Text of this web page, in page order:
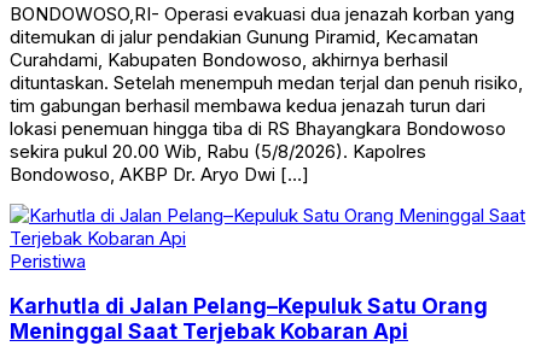
BONDOWOSO,RI- Operasi evakuasi dua jenazah korban yang
ditemukan di jalur pendakian Gunung Piramid, Kecamatan
Curahdami, Kabupaten Bondowoso, akhirnya berhasil
dituntaskan. Setelah menempuh medan terjal dan penuh risiko,
tim gabungan berhasil membawa kedua jenazah turun dari
lokasi penemuan hingga tiba di RS Bhayangkara Bondowoso
sekira pukul 20.00 Wib, Rabu (5/8/2026). Kapolres
Bondowoso, AKBP Dr. Aryo Dwi […]
Peristiwa
Karhutla di Jalan Pelang–Kepuluk Satu Orang
Meninggal Saat Terjebak Kobaran Api